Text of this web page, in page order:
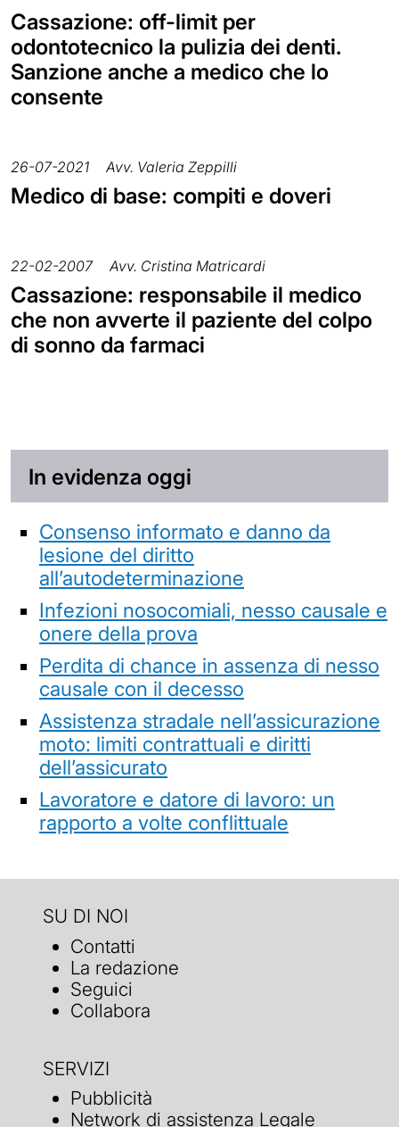
Cassazione: off-limit per
odontotecnico la pulizia dei denti.
Sanzione anche a medico che lo
consente
26-07-2021 Avv. Valeria Zeppilli
Medico di base: compiti e doveri
22-02-2007 Avv. Cristina Matricardi
Cassazione: responsabile il medico
che non avverte il paziente del colpo
di sonno da farmaci
In evidenza oggi
Consenso informato e danno da
lesione del diritto
all’autodeterminazione
Infezioni nosocomiali, nesso causale e
onere della prova
Perdita di chance in assenza di nesso
causale con il decesso
Assistenza stradale nell’assicurazione
moto: limiti contrattuali e diritti
dell’assicurato
Lavoratore e datore di lavoro: un
rapporto a volte conflittuale
SU DI NOI
Contatti
La redazione
Seguici
Collabora
SERVIZI
Pubblicità
Network di assistenza Legale